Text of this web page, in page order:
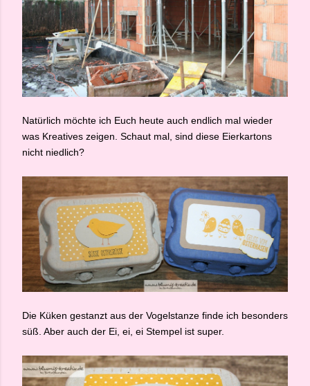
Natürlich möchte ich Euch heute auch endlich mal wieder
was Kreatives zeigen. Schaut mal, sind diese Eierkartons
nicht niedlich?
Die Küken gestanzt aus der Vogelstanze finde ich besonders
süß. Aber auch der Ei, ei, ei Stempel ist super.